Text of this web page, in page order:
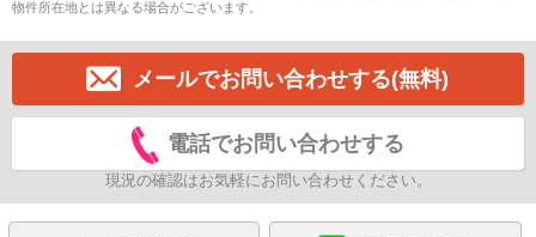
物件所在地とは異なる場合がございます。
メールでお問い合わせする(無料)
電話でお問い合わせする
現況の確認はお気軽にお問い合わせください。